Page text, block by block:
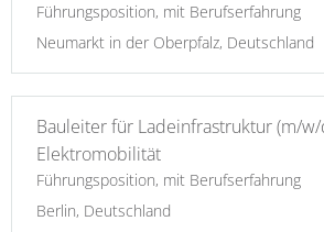
Führungsposition, mit Berufserfahrung
Neumarkt in der Oberpfalz, Deutschland
Bauleiter für Ladeinfrastruktur (m/
Elektromobilität
Führungsposition, mit Berufserfahrung
Berlin, Deutschland